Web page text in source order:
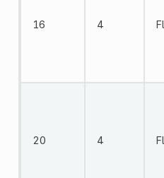
16 4
20 4